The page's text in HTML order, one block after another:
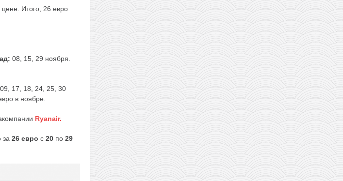
Итого, 26 евро
08, 15, 29 ноября.
17, 18, 24, 25, 30
в ноябре.
Ryanair.
за 26 евро с 20 по 29